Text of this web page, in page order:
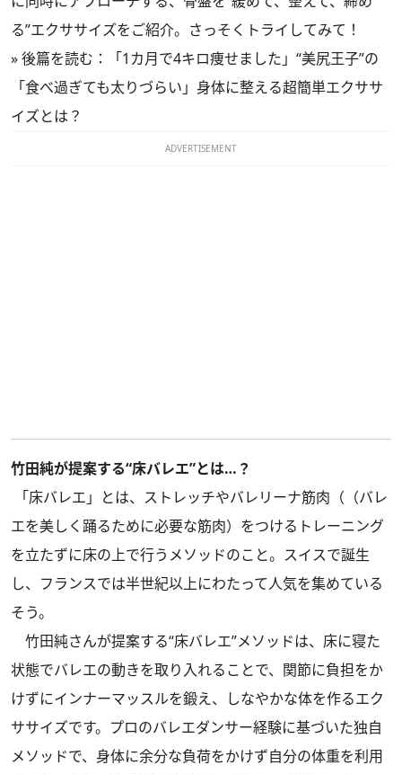
る”エクササイズをご紹介。さっそくトライしてみて！
»後篇を読む：「1カ月で4キロ痩せました」“美尻王子”の
「食べ過ぎても太りづらい」身体に整える超簡単エクササ
イズとは？
ADVERTISEMENT
竹田純が提案する“床バレエ”とは…？
「床バレエ」とは、ストレッチやバレリーナ筋肉（（バレ
エを美しく踊るために必要な筋肉）をつけるトレーニング
を立たずに床の上で行うメソッドのこと。スイスで誕生
し、フランスでは半世紀以上にわたって人気を集めている
そう。
竹田純さんが提案する“床バレエ”メソッドは、床に寝た
状態でバレエの動きを取り入れることで、関節に負担をか
けずにインナーマッスルを鍛え、しなやかな体を作るエク
ササイズです。プロのバレエダンサー経験に基づいた独自
メソッドで、身体に余分な負荷をかけず自分の体重を利用